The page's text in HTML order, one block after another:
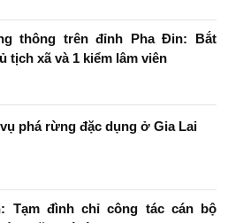
thông trên đỉnh Pha Đin: Bắt
tịch xã và 1 kiểm lâm viên
phá rừng đặc dụng ở Gia Lai
Tạm đình chỉ công tác cán bộ